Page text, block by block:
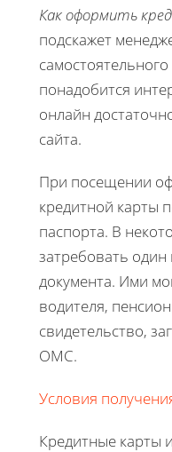
Как оформить
подскажет
понадобится
онлайн
сайта.
При посещении
кредитной карты
паспорта. В
затребовать
документа. Ими
водителя,
свидетельство,
ОМС.
Условия
Кредитные карты